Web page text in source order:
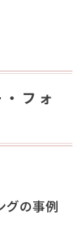
フォ
グの事例